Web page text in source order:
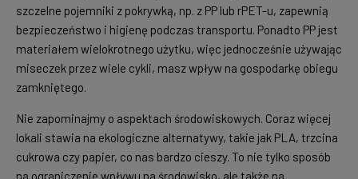
szczelne pojemniki z pokrywką, np. z PP lub rPET-u, zapewnią
bezpieczeństwo i higienę podczas transportu. Ponadto PP jest
materiałem wielokrotnego użytku, więc jednocześnie używając
miseczek przez wiele cykli, masz wpływ na gospodarkę obiegu
zamkniętego.
Nie zapominajmy o aspektach środowiskowych. Coraz więcej
lokali stawia na ekologiczne alternatywy, takie jak PLA, trzcina
cukrowa czy papier, co nas bardzo cieszy. To nie tylko sposób
na ograniczenie wpływu na środowisko, ale także na